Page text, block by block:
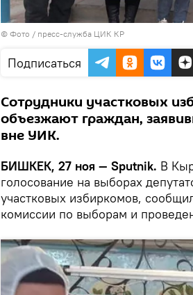
© Фото / пресс-служба ЦИК КР
Подписаться
Сотрудники участковых
объезжают граждан,
вне УИК.
БИШКЕК, 27 ноя — Sputnik. В
голосование на выборах
участковых избиркомов,
комиссии по выборам и